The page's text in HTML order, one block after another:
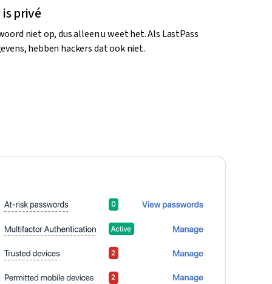
privé
niet op, dus alleen u weet het. Als LastPass
hebben hackers dat ook niet.